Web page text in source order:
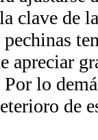
clave de
apreciar
Por lo
de